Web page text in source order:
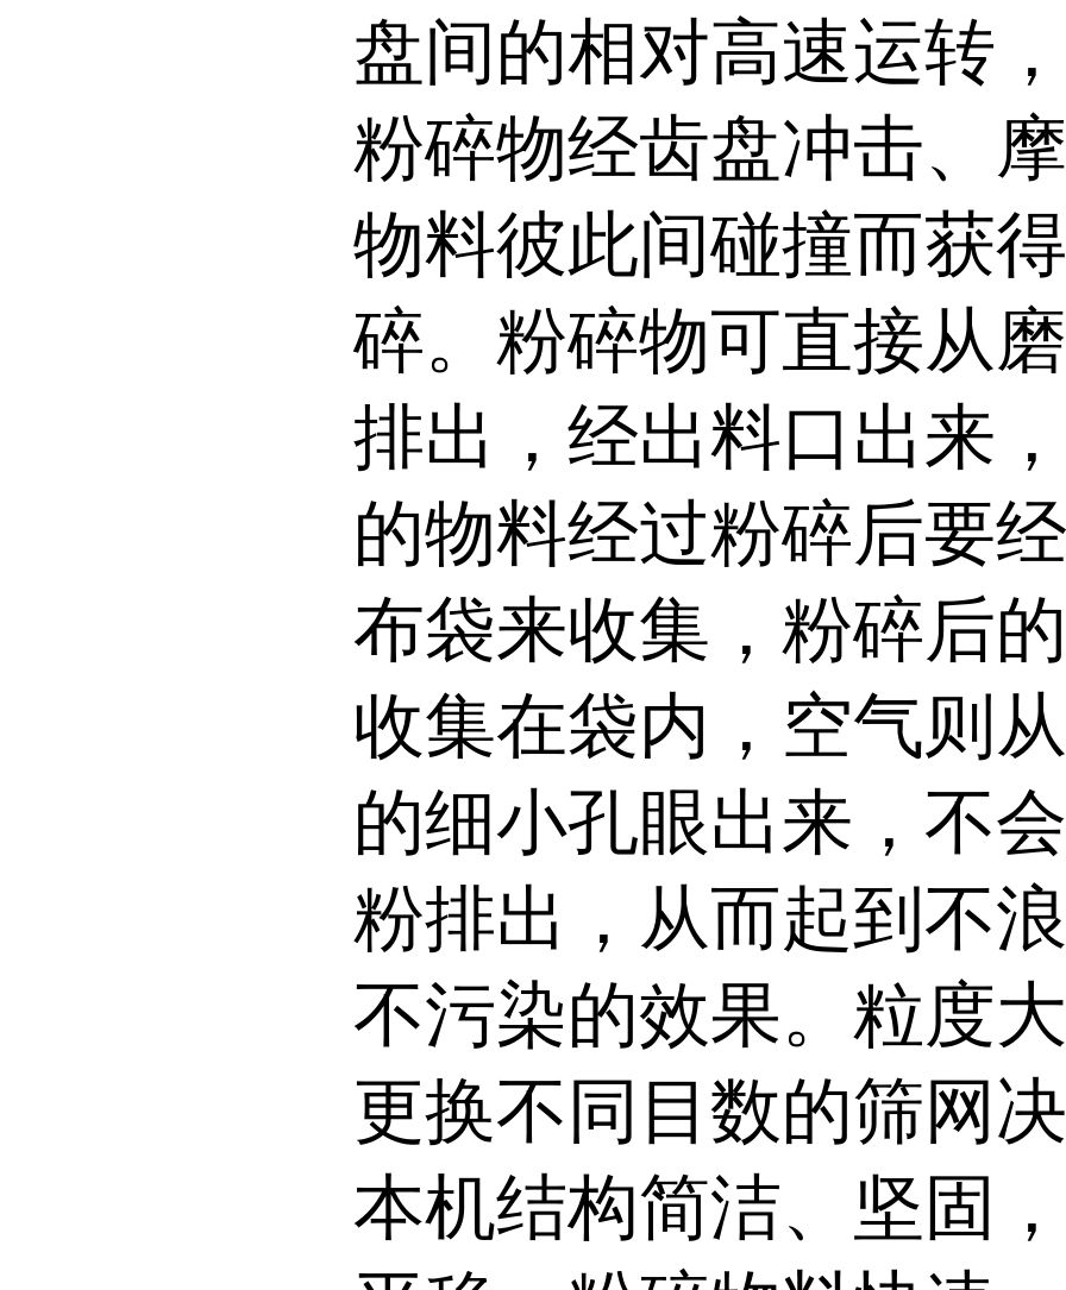
盘间的相对高速运转
粉碎物经齿盘冲击、
物料彼此间碰撞而获
碎。粉碎物可直接从
排出，经出料口出来
的物料经过粉碎后要
布袋来收集，粉碎后
收集在袋内，空气则
的细小孔眼出来，不
粉排出，从而起到不
不污染的效果。粒度
更换不同目数的筛网
本机结构简洁、坚固